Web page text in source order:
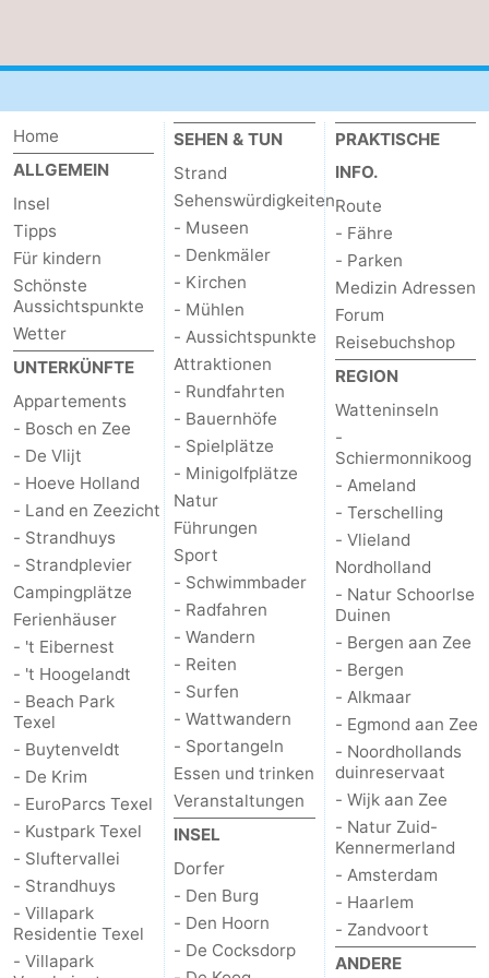
Home
ALLGEMEIN
Insel
Tipps
Für kindern
Schönste
Aussichtspunkte
Wetter
UNTERKÜNFTE
Appartements
- Bosch en Zee
- De Vlijt
- Hoeve Holland
- Land en Zeezicht
- Strandhuys
- Strandplevier
Campingplätze
Ferienhäuser
- 't Eibernest
- 't Hoogelandt
- Beach Park
Texel
- Buytenveldt
- De Krim
- EuroParcs Texel
- Kustpark Texel
- Sluftervallei
- Strandhuys
- Villapark
Residentie Texel
- Villapark
SEHEN & TUN
Strand
Sehenswürdigkeiten
- Museen
- Denkmäler
- Kirchen
- Mühlen
- Aussichtspunkte
Attraktionen
- Rundfahrten
- Bauernhöfe
- Spielplätze
- Minigolfplätze
Natur
Führungen
Sport
- Schwimmbader
- Radfahren
- Wandern
- Reiten
- Surfen
- Wattwandern
- Sportangeln
Essen und trinken
Veranstaltungen
INSEL
Dorfer
- Den Burg
- Den Hoorn
- De Cocksdorp
PRAKTISCHE
INFO.
Route
- Fähre
- Parken
Medizin Adressen
Forum
Reisebuchshop
REGION
Watteninseln
-
Schiermonnikoog
- Ameland
- Terschelling
- Vlieland
Nordholland
- Natur Schoorlse
Duinen
- Bergen aan Zee
- Bergen
- Alkmaar
- Egmond aan Zee
- Noordhollands
duinreservaat
- Wijk aan Zee
- Natur Zuid-
Kennermerland
- Amsterdam
- Haarlem
- Zandvoort
ANDERE